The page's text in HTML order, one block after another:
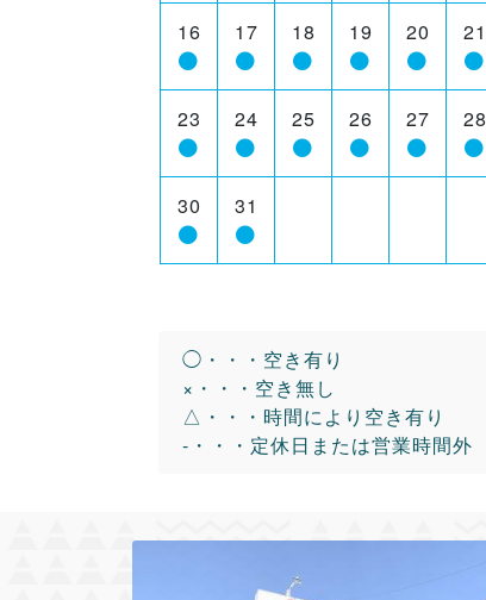
16 17 18 19 20 21
23 24 25 26 27 28
30 31
◯・・・空き有り
×・・・空き無し
△・・・時間により空き有り
-・・・定休日または営業時間外